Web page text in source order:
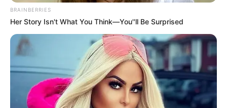
είναι. Τι είναι λοιπόν; Ισχυροί τρισδιάστατοι εκτυπωτές
φτιάχνουν μπριζόλες, βγάζοντας 6 κιλά κρέατος κάθε
μιμείται το κρέας Franken την ημέρα.
Στη συνέχεια, οι μπριζόλες θα δοκιμαστούν σε
ανθρώπινα ινδικά χοιρίδια σε εστιατόρια εντός μηνών.
Και τι καλύτερη ώρα να φάτε μερικές περικοπές κρέατος
Soylent Greenαμέσως μετά τη λήψη ενός εμβολίου Covid
BRAINBERRIES
Her Story Isn't What You Think—You''ll Be Surprised